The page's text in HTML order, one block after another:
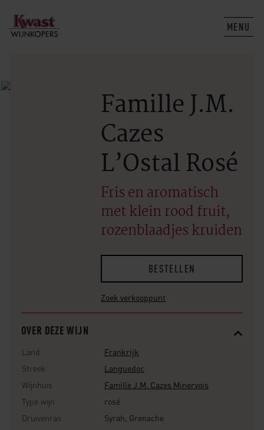
MENU
Famille J.M.
Cazes
L’Ostal Rosé
Fris en aromatisch
met klein rood fruit,
rozenblaadjes kruiden
BESTELLEN
Zoek verkooppunt
OVER DEZE WIJN
Land
Frankrijk
Streek
Languedoc
Wijnhuis
Famille J.M. Cazes Minervois
Type wijn
rosé
Druivenras
Syrah, Grenache